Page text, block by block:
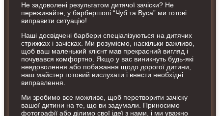
Не задоволені результатом дитячої зачіски? Не
переживайте, у барбершопі “Чуб та Вуса” ми готові
виправити ситуацію!
Наші досвідчені барбери спеціалізуються на дитячих
стрижках і зачісках. Ми розуміємо, наскільки важливо,
щоб ваш маленький клієнт мав прекрасний вигляд і
почувався комфортно. Якщо у вас виникнуть будь-які
невдоволення або побажання щодо дорогої дитини,
наш майстер готовий вислухати і внести необхідні
виправлення.
Ми зробимо все можливе, щоб перетворити зачіску
вашої дитини на те, що ви задумали. Приносимо
фотографії або ділимо свої ідеї з нами, і ми уважно